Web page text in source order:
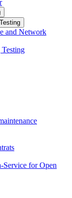
and Network
for Open